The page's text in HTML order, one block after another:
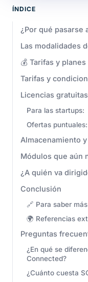
ÍNDICE
¿Por qué pasarse
Las modalidades
💰 Tarifas y
Tarifas y
Licencias
Para las startups:
Ofertas puntuales:
Almacenamiento
Módulos que aún
¿A quién va
Conclusión
🔗 Para saber más
🌍 Referencias
Preguntas
¿En qué se
Connected?
¿Cuánto cuesta